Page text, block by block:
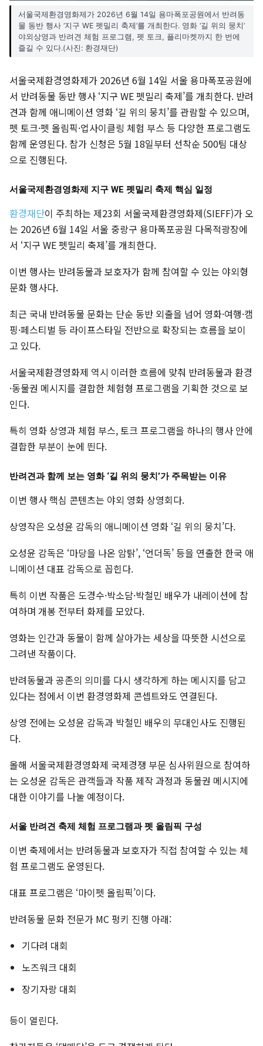
서울국제환경영화제가 2026년 6월 14일 용마폭포공원에서 반려동
물 동반 행사 ‘지구 WE 펫밀리 축제’를 개최한다. 영화 ‘길 위의 뭉치’
야외상영과 반려견 체험 프로그램, 펫 토크, 플리마켓까지 한 번에
즐길 수 있다.(사진: 환경재단)
서울국제환경영화제가 2026년 6월 14일 서울 용마폭포공원에
서 반려동물 동반 행사 ‘지구 WE 펫밀리 축제’를 개최한다. 반려
견과 함께 애니메이션 영화 ‘길 위의 뭉치’를 관람할 수 있으며,
펫 토크·펫 올림픽·업사이클링 체험 부스 등 다양한 프로그램도
함께 운영된다. 참가 신청은 5월 18일부터 선착순 500팀 대상
으로 진행된다.
서울국제환경영화제 지구 WE 펫밀리 축제 핵심 일정
환경재단이 주최하는 제23회 서울국제환경영화제(SIEFF)가 오
는 2026년 6월 14일 서울 중랑구 용마폭포공원 다목적광장에
서 ‘지구 WE 펫밀리 축제’를 개최한다.
이번 행사는 반려동물과 보호자가 함께 참여할 수 있는 야외형
문화 행사다.
최근 국내 반려동물 문화는 단순 동반 외출을 넘어 영화·여행·캠
핑·페스티벌 등 라이프스타일 전반으로 확장되는 흐름을 보이
고 있다.
서울국제환경영화제 역시 이러한 흐름에 맞춰 반려동물과 환경
·동물권 메시지를 결합한 체험형 프로그램을 기획한 것으로 보
인다.
특히 영화 상영과 체험 부스, 토크 프로그램을 하나의 행사 안에
결합한 부분이 눈에 띈다.
반려견과 함께 보는 영화 ‘길 위의 뭉치’가 주목받는 이유
이번 행사 핵심 콘텐츠는 야외 영화 상영회다.
상영작은 오성윤 감독의 애니메이션 영화 ‘길 위의 뭉치’다.
오성윤 감독은 ‘마당을 나온 암탉’, ‘언더독’ 등을 연출한 한국 애
니메이션 대표 감독으로 꼽힌다.
특히 이번 작품은 도경수·박소담·박철민 배우가 내레이션에 참
여하며 개봉 전부터 화제를 모았다.
영화는 인간과 동물이 함께 살아가는 세상을 따뜻한 시선으로
그려낸 작품이다.
반려동물과 공존의 의미를 다시 생각하게 하는 메시지를 담고
있다는 점에서 이번 환경영화제 콘셉트와도 연결된다.
상영 전에는 오성윤 감독과 박철민 배우의 무대인사도 진행된
다.
올해 서울국제환경영화제 국제경쟁 부문 심사위원으로 참여하
는 오성윤 감독은 관객들과 작품 제작 과정과 동물권 메시지에
대한 이야기를 나눌 예정이다.
서울 반려견 축제 체험 프로그램과 펫 올림픽 구성
이번 축제에서는 반려동물과 보호자가 직접 참여할 수 있는 체
험 프로그램도 운영된다.
대표 프로그램은 ‘마이펫 올림픽’이다.
반려동물 문화 전문가 MC 펑키 진행 아래:
기다려 대회
노즈워크 대회
장기자랑 대회
등이 열린다.